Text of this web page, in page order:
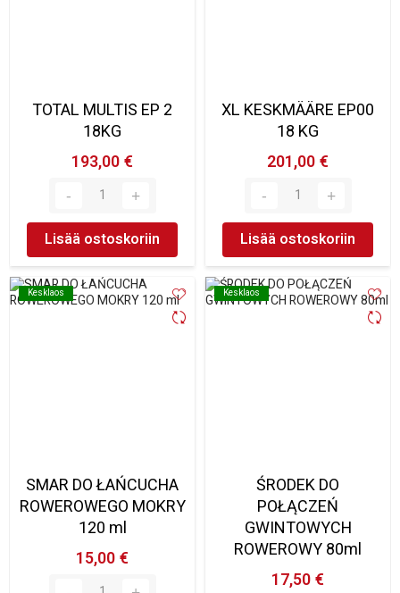
TOTAL MULTIS EP 2
18KG
193,00 €
Lisää ostoskoriin
XL KESKMÄÄRE EP00
18 KG
201,00 €
Lisää ostoskoriin
Kesklaos
Kesklaos
SMAR DO ŁAŃCUCHA
ROWEROWEGO MOKRY
120 ml
15,00 €
Kesklaos
Kesklaos
ŚRODEK DO
POŁĄCZEŃ
GWINTOWYCH
ROWEROWY 80ml
17,50 €